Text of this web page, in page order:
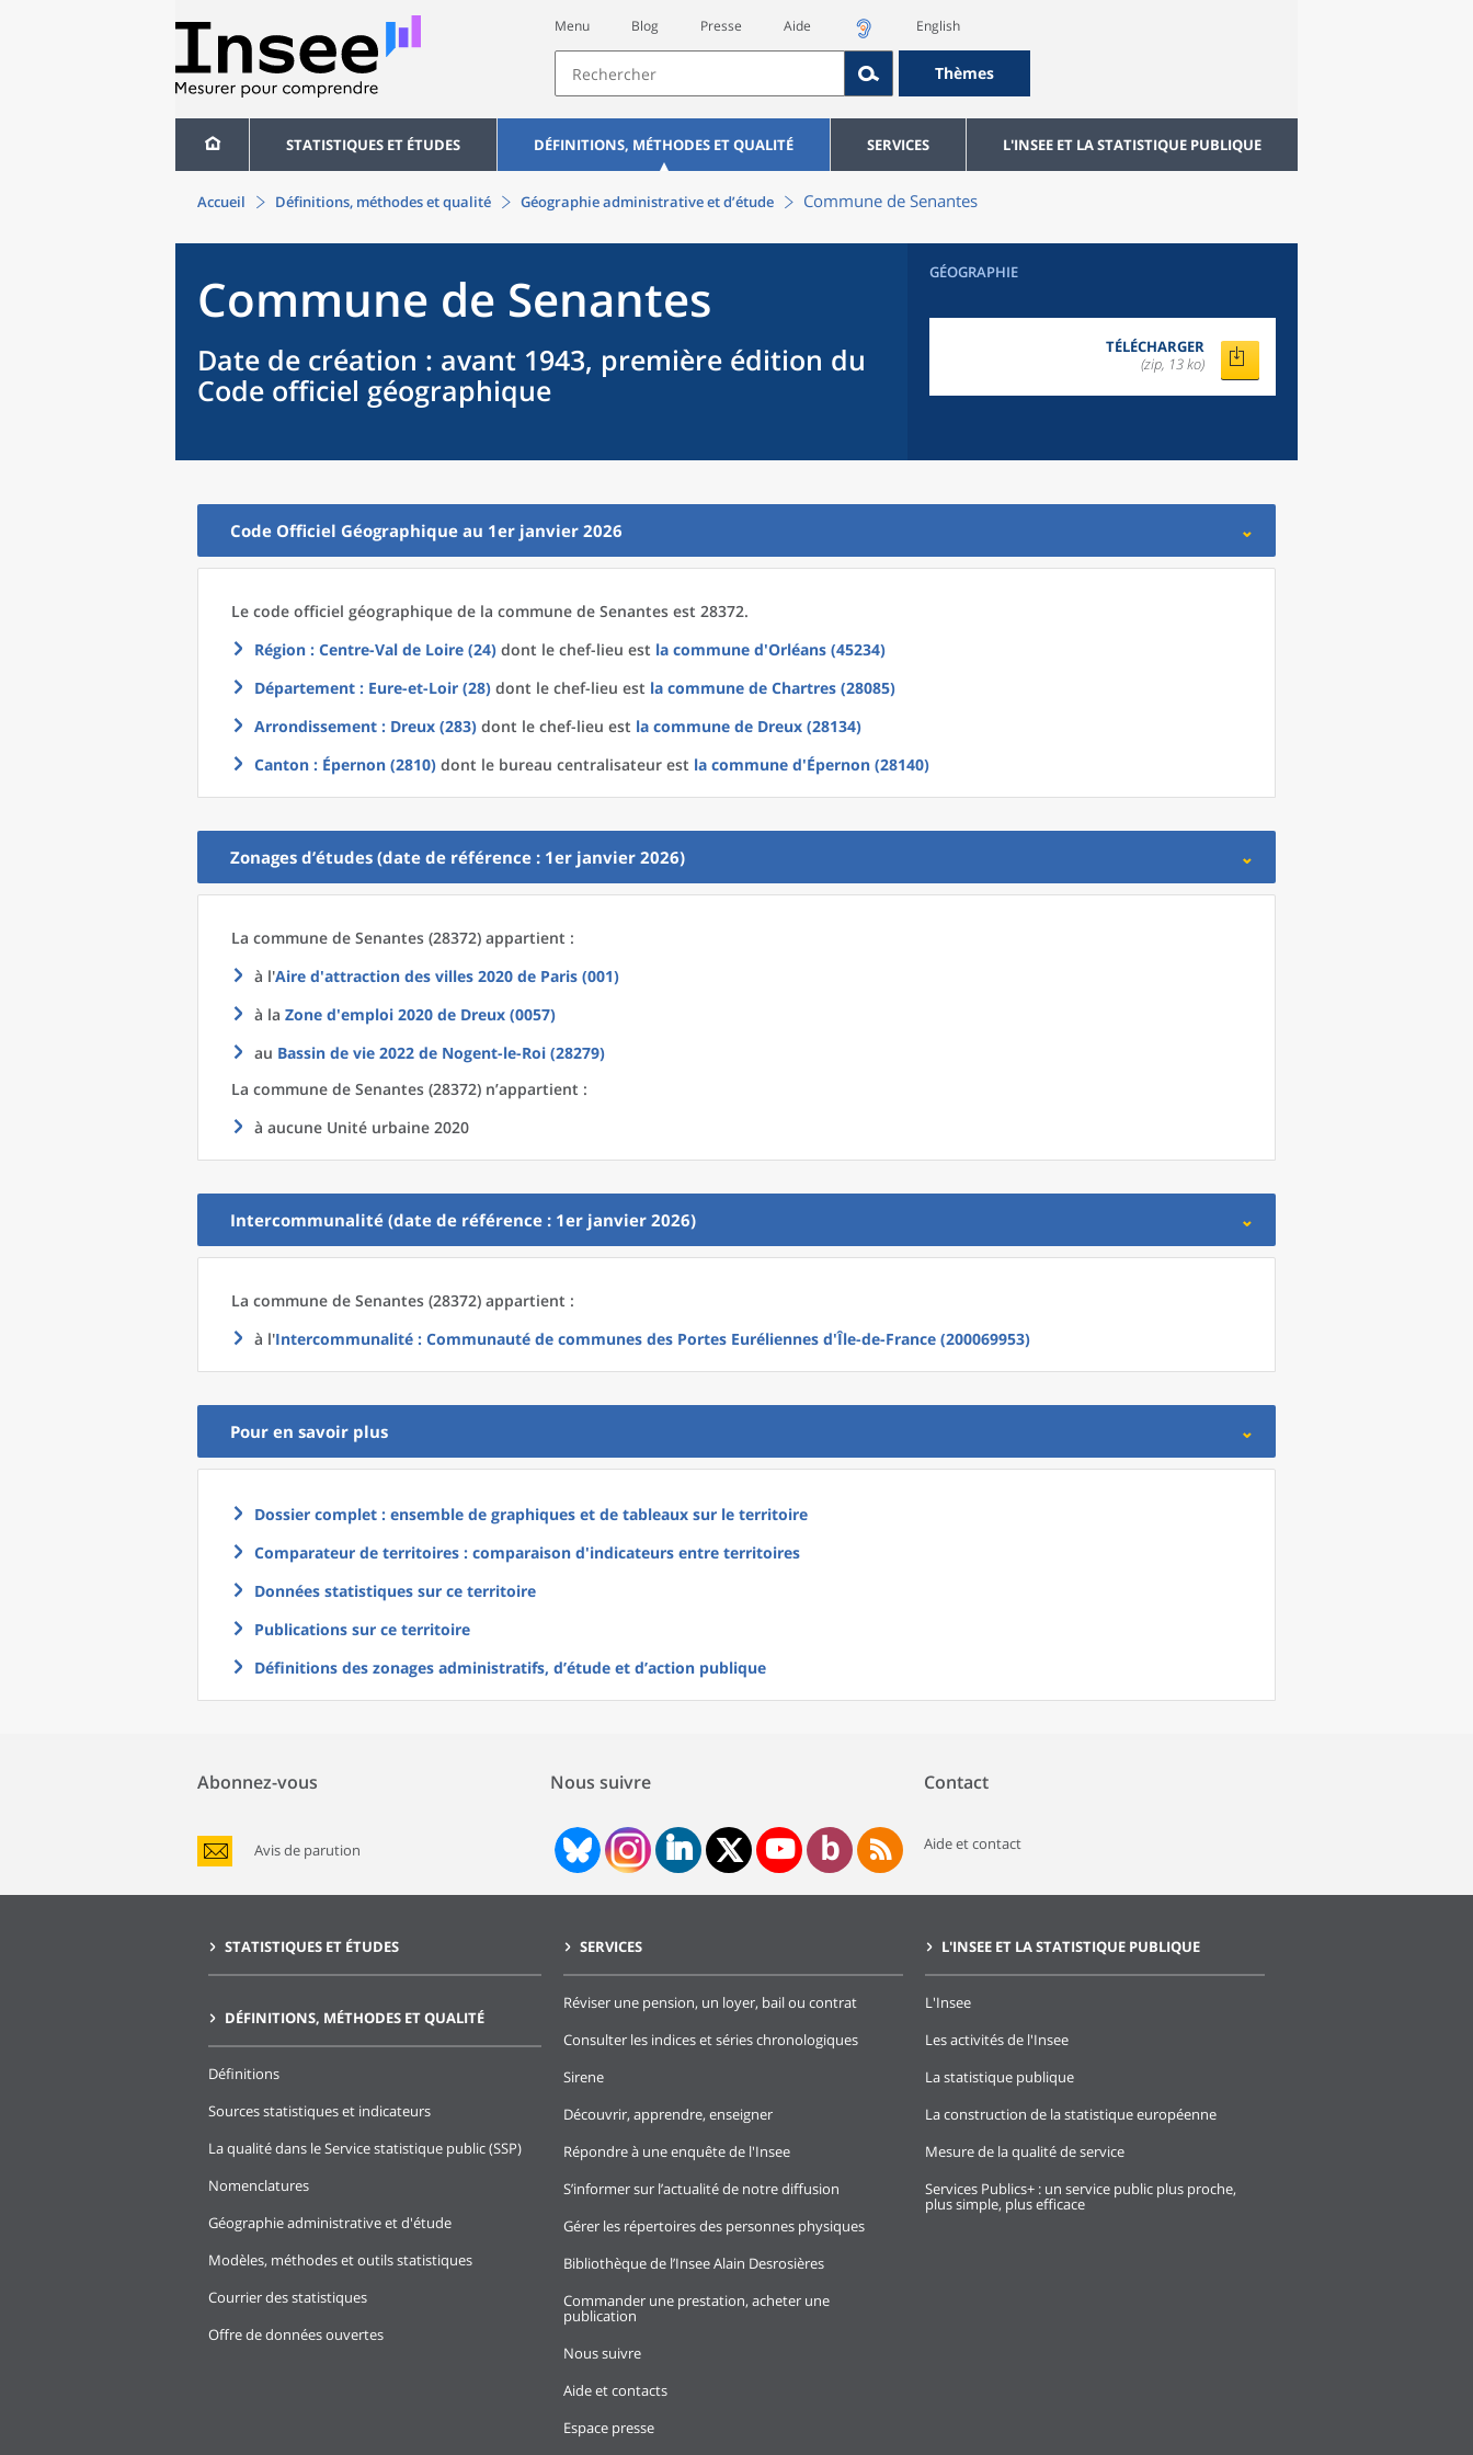
Menu Blog Presse Aide English
Thèmes
STATISTIQUES ET ÉTUDES DÉFINITIONS, MÉTHODES ET QUALITÉ SERVICES L'INSEE ET LA STATISTIQUE PUBLIQUE
Accueil Définitions, méthodes et qualité Géographie administrative et d’étude Commune de Senantes
Commune de Senantes
Date de création : avant 1943, première édition du
Code officiel géographique
GÉOGRAPHIE
TÉLÉCHARGER
(zip, 13 ko)
Code Officiel Géographique au 1er janvier 2026
Le code officiel géographique de la commune de Senantes est 28372.
Région : Centre-Val de Loire (24) dont le chef-lieu est la commune d'Orléans (45234)
Département : Eure-et-Loir (28) dont le chef-lieu est la commune de Chartres (28085)
Arrondissement : Dreux (283) dont le chef-lieu est la commune de Dreux (28134)
Canton : Épernon (2810) dont le bureau centralisateur est la commune d'Épernon (28140)
Zonages d’études (date de référence : 1er janvier 2026)
La commune de Senantes (28372) appartient :
à l'Aire d'attraction des villes 2020 de Paris (001)
à la Zone d'emploi 2020 de Dreux (0057)
au Bassin de vie 2022 de Nogent-le-Roi (28279)
La commune de Senantes (28372) n’appartient :
à aucune Unité urbaine 2020
Intercommunalité (date de référence : 1er janvier 2026)
La commune de Senantes (28372) appartient :
à l'Intercommunalité : Communauté de communes des Portes Euréliennes d'Île-de-France (200069953)
Pour en savoir plus
Dossier complet : ensemble de graphiques et de tableaux sur le territoire
Comparateur de territoires : comparaison d'indicateurs entre territoires
Données statistiques sur ce territoire
Publications sur ce territoire
Définitions des zonages administratifs, d’étude et d’action publique
Abonnez-vous
Avis de parution
Nous suivre Contact
Aide et contact
STATISTIQUES ET ÉTUDES
DÉFINITIONS, MÉTHODES ET QUALITÉ
Définitions
Sources statistiques et indicateurs
La qualité dans le Service statistique public (SSP)
Nomenclatures
Géographie administrative et d'étude
Modèles, méthodes et outils statistiques
Courrier des statistiques
Offre de données ouvertes
SERVICES
Réviser une pension, un loyer, bail ou contrat
Consulter les indices et séries chronologiques
Sirene
Découvrir, apprendre, enseigner
Répondre à une enquête de l'Insee
S’informer sur l’actualité de notre diffusion
Gérer les répertoires des personnes physiques
Bibliothèque de l’Insee Alain Desrosières
Commander une prestation, acheter une
publication
Nous suivre
Aide et contacts
Espace presse
L'INSEE ET LA STATISTIQUE PUBLIQUE
L'Insee
Les activités de l'Insee
La statistique publique
La construction de la statistique européenne
Mesure de la qualité de service
Services Publics+ : un service public plus proche,
plus simple, plus efficace